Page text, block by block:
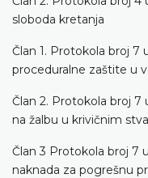
sloboda kretanja
Član 1. Protokola broj 7
proceduralne zaštite u
Član 2. Protokola broj 7
na žalbu u krivičnim
Član 3 Protokola broj 7
naknada za pogrešnu